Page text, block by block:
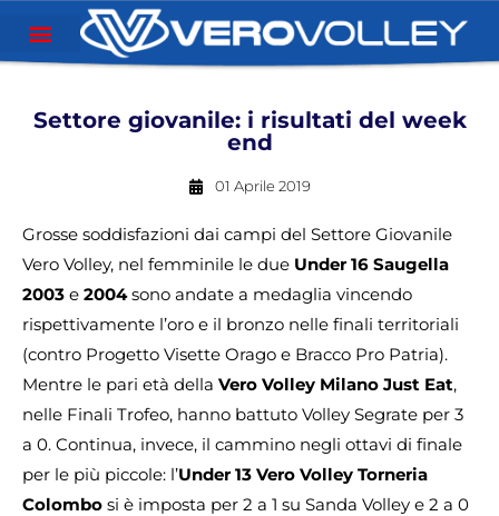
Settore giovanile: i risultati del week
end
01 Aprile 2019
Grosse soddisfazioni dai campi del Settore Giovanile
Vero Volley, nel femminile le due Under 16 Saugella
2003 e 2004sono andate a medaglia vincendo
rispettivamente l’oro e il bronzo nelle finali territoriali
(contro Progetto Visette Orago e Bracco Pro Patria).
Mentre le pari età della Vero Volley Milano Just Eat,
nelle Finali Trofeo, hanno battuto Volley Segrate per 3
a 0. Continua, invece, il cammino negli ottavi di finale
per le più piccole: l’Under 13 Vero Volley Torneria
Colombo si è imposta per 2 a 1 su Sanda Volley e 2 a 0